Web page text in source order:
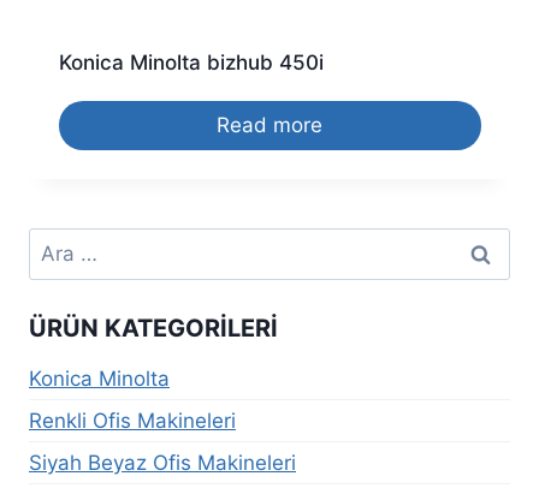
Konica Minolta bizhub 450i
Read more
Arama:
ÜRÜN KATEGORILERI
Konica Minolta
Renkli Ofis Makineleri
Siyah Beyaz Ofis Makineleri